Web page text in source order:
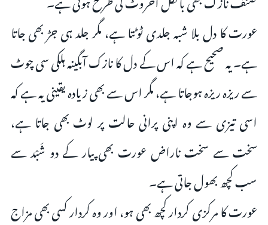
عورت کا دل بلا شبہ جلدی ٹوٹتا ہے، مگر جلد ہی جڑ بھی جاتا
ہے۔ یہ صحیح ہے کہ اس کے دل کا نازک آبگینہ ہلکی سی چوٹ
سے ریزہ ریزہ ہوجاتا ہے، مگر اس سے بھی زیادہ یقینی یہ ہے کہ
اسی تیزی سے وہ اپنی پرانی حالت پر لوٹ بھی جاتا ہے،
سخت سے سخت ناراض عورت بھی پیار کے دو شَبْد سے
سب کچھ بھول جاتی ہے۔
عورت کا مرکزی کردار کچھ بھی ہو، اور وہ کردار کسی بھی مزاج